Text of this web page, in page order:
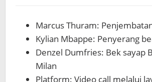
Marcus Thuram:
Kylian Mbappe: Penyerang
Denzel Dumfries: Bek sayap
Milan
Platform: Video call melalui